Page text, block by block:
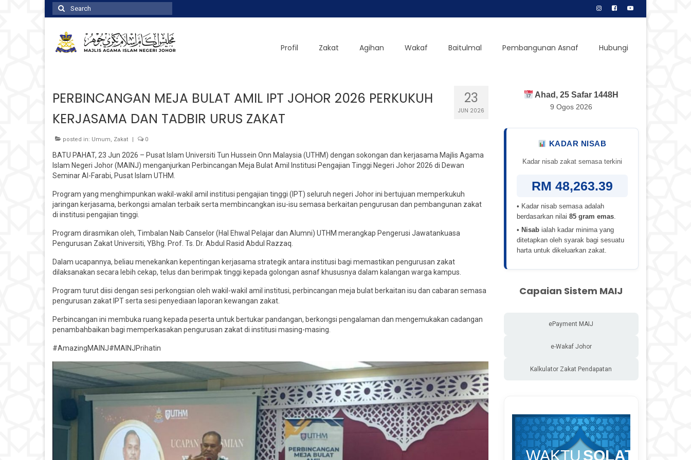
Search
for:
Profil Zakat Agihan Wakaf Baitulmal Pembangunan Asnaf Hubungi
23
JUN 2026
PERBINCANGAN MEJA BULAT AMIL IPT JOHOR 2026 PERKUKUH
KERJASAMA DAN TADBIR URUS ZAKAT
posted in: Umum, Zakat | 0
BATU PAHAT, 23 Jun 2026 – Pusat Islam Universiti Tun Hussein Onn Malaysia (UTHM) dengan sokongan dan kerjasama Majlis Agama
Islam Negeri Johor (MAINJ) menganjurkan Perbincangan Meja Bulat Amil Institusi Pengajian Tinggi Negeri Johor 2026 di Dewan
Seminar Al-Farabi, Pusat Islam UTHM.
Program yang menghimpunkan wakil-wakil amil institusi pengajian tinggi (IPT) seluruh negeri Johor ini bertujuan memperkukuh
jaringan kerjasama, berkongsi amalan terbaik serta membincangkan isu-isu semasa berkaitan pengurusan dan pembangunan zakat
di institusi pengajian tinggi.
Program dirasmikan oleh, Timbalan Naib Canselor (Hal Ehwal Pelajar dan Alumni) UTHM merangkap Pengerusi Jawatankuasa
Pengurusan Zakat Universiti, YBhg. Prof. Ts. Dr. Abdul Rasid Abdul Razzaq.
Dalam ucapannya, beliau menekankan kepentingan kerjasama strategik antara institusi bagi memastikan pengurusan zakat
dilaksanakan secara lebih cekap, telus dan berimpak tinggi kepada golongan asnaf khususnya dalam kalangan warga kampus.
Program turut diisi dengan sesi perkongsian oleh wakil-wakil amil institusi, perbincangan meja bulat berkaitan isu dan cabaran semasa
pengurusan zakat IPT serta sesi penyediaan laporan kewangan zakat.
Perbincangan ini membuka ruang kepada peserta untuk bertukar pandangan, berkongsi pengalaman dan mengemukakan cadangan
penambahbaikan bagi memperkasakan pengurusan zakat di institusi masing-masing.
#AmazingMAINJ#MAINJPrihatin
Ahad, 25 Safar 1448H
9 Ogos 2026
KADAR NISAB
Kadar nisab zakat semasa terkini
RM 48,263.39
• Kadar nisab semasa adalah
berdasarkan nilai 85 gram emas.
• Nisabialah kadar minima yang
ditetapkan oleh syarak bagi sesuatu
harta untuk dikeluarkan zakat.
Capaian Sistem MAIJ
ePayment MAIJ
e-Wakaf Johor
Kalkulator Zakat Pendapatan